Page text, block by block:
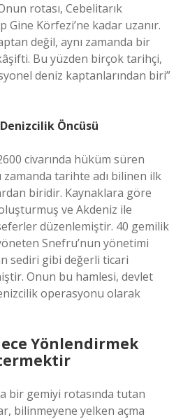
rotası, Cebelitarık
Gine Körfezi’ne kadar uzanır.
değil, aynı zamanda bir
Bu yüzden birçok tarihçi,
deniz kaptanlarından biri”
Öncüsü
civarında hüküm süren
zamanda tarihte adı bilinen ilk
biridir. Kaynaklara göre
ve Akdeniz ile
düzenlemiştir. 40 gemilik
Snefru’nun yönetimi
sediri gibi değerli ticari
Onun bu hamlesi, devlet
operasyonu olarak
Yönlendirmek
bir gemiyi rotasında tutan
bilinmeyene yelken açma